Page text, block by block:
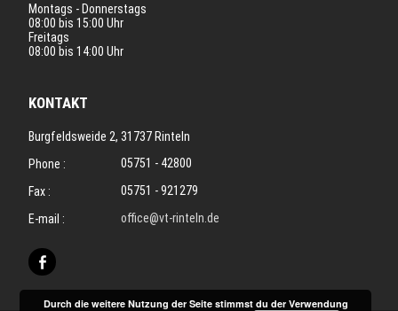
Montags - Donnerstags
08:00 bis 15:00 Uhr
Freitags
08:00 bis 14:00 Uhr
KONTAKT
Burgfeldsweide 2, 31737 Rinteln
Phone :
05751 - 42800
Fax :
05751 - 921279
E-mail :
office@vt-rinteln.de
Durch die weitere Nutzung der Seite stimmst du der Verwendung